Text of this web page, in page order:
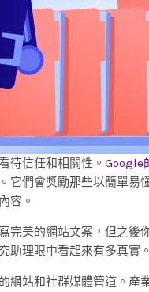
待信任和相關性。 Google
們會獎勵那些以簡單易
容。
完美的網站文案，但之後
助理眼中看起來有多真實。
網站和社群媒體管道。產